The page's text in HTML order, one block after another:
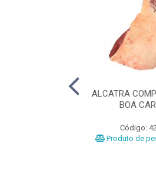
ALCATRA
BOA
Código:
Produto de